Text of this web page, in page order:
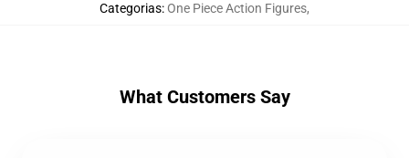
Categorias:One Piece Action Figures,
What Customers Say